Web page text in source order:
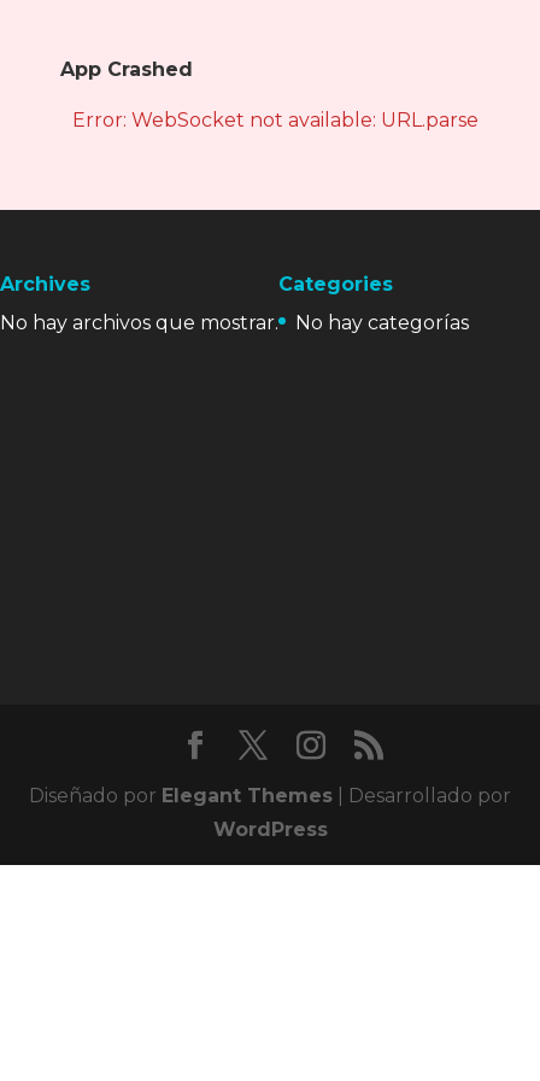
App Crashed
Error: WebSocket not available: URL.parse is
Archives
No hay archivos que mostrar.
Categories
No hay categorías
Diseñado por Elegant Themes | Desarrollado por
WordPress